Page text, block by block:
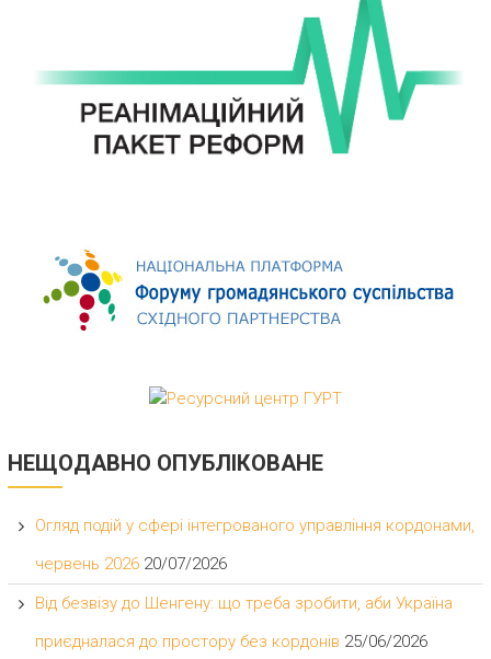
НЕЩОДАВНО ОПУБЛІКОВАНЕ
Огляд подій у сфері інтегрованого управління кордонами,
червень 2026 20/07/2026
Від безвізу до Шенгену: що треба зробити, аби Україна
приєдналася до простору без кордонів 25/06/2026